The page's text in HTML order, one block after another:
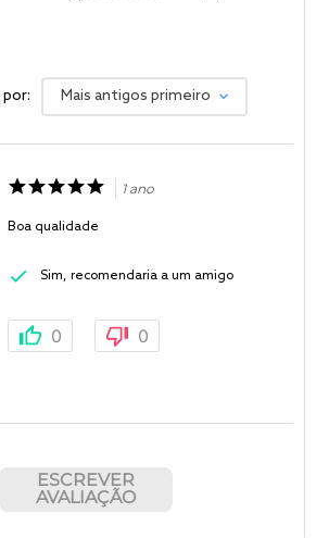
Mais antigos primeiro
1 ano
Boa qualidade
Sim, recomendaria a um amigo
0 0
ESCREVER
AVALIAÇÃO